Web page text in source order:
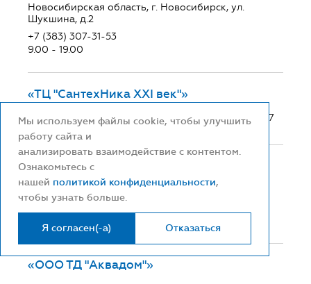
Мы используем файлы cookie, чтобы улучшить
работу сайта и
анализировать взаимодействие с контентом.
Ознакомьтесь с
нашей политикой конфиденциальности,
чтобы узнать больше.
Я согласен(-а) Отказаться
Новосибирская область, г. Новосибирск, ул.
Шукшина, д.2
+7 (383) 307-31-53
9.00 - 19.00
«ТЦ "СантехНика ХХI век"»
Амурская область, г. Благовещенск, ул. Мухина 27
«ООО ТД "Аквадом"»
Приморский край, Г.Владивосток, ул.Ильичева, 6
«ООО ТД "Аквадом"»